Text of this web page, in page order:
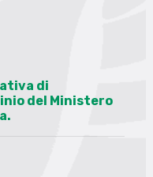
di
del Ministero